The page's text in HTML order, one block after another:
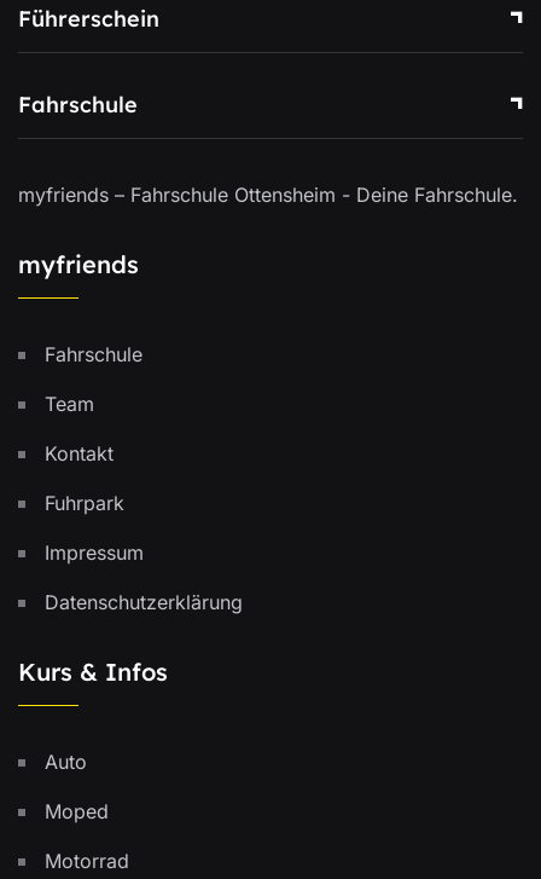
Führerschein
Fahrschule
myfriends – Fahrschule Ottensheim - Deine Fahrschule.
myfriends
Fahrschule
Team
Kontakt
Fuhrpark
Impressum
Datenschutzerklärung
Kurs & Infos
Auto
Moped
Motorrad